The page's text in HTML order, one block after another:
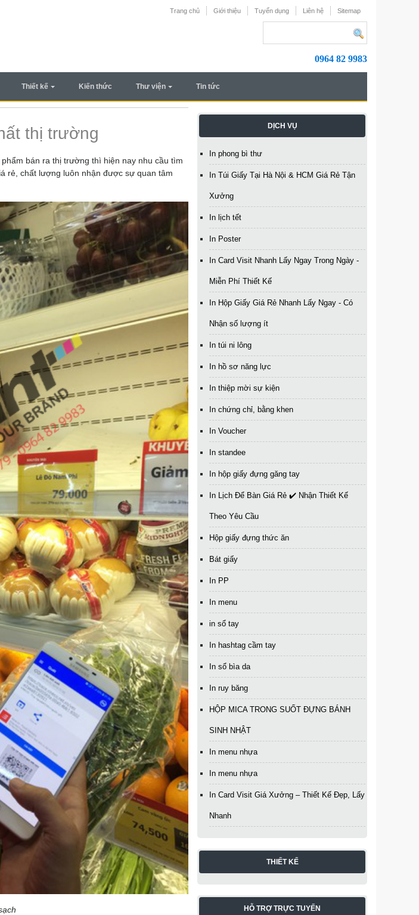
Trang chủ Giới thiệu Tuyển dụng Liên hệ Sitemap
0964 82 9983
Thiết kế Kiến thức Thư viện Tin tức
thị trường
bán ra thị trường thì hiện nay nhu cầu tìm
rẻ, chất lượng luôn nhận được sự quan tâm
DỊCH VỤ
In phong bì thư
In Túi Giấy Tại Hà Nội & HCM Giá Rẻ Tận
Xưởng
In lịch tết
In Poster
In Card Visit Nhanh Lấy Ngay Trong Ngày -
Miễn Phí Thiết Kế
In Hộp Giấy Giá Rẻ Nhanh Lấy Ngay - Có
Nhận số lượng ít
In túi ni lông
In hồ sơ năng lực
In thiệp mời sự kiện
In chứng chỉ, bằng khen
In Voucher
In standee
In hộp giấy đựng găng tay
In Lịch Để Bàn Giá Rẻ ✔️ Nhận Thiết Kế
Theo Yêu Cầu
Hộp giấy đựng thức ăn
Bát giấy
In PP
In menu
in sổ tay
In hashtag cầm tay
In sổ bìa da
In ruy băng
HỘP MICA TRONG SUỐT ĐỰNG BÁNH
SINH NHẬT
In menu nhựa
In menu nhựa
In Card Visit Giá Xưởng – Thiết Kế Đẹp, Lấy
Nhanh
THIẾT KẾ
HỖ TRỢ TRỰC TUYẾN